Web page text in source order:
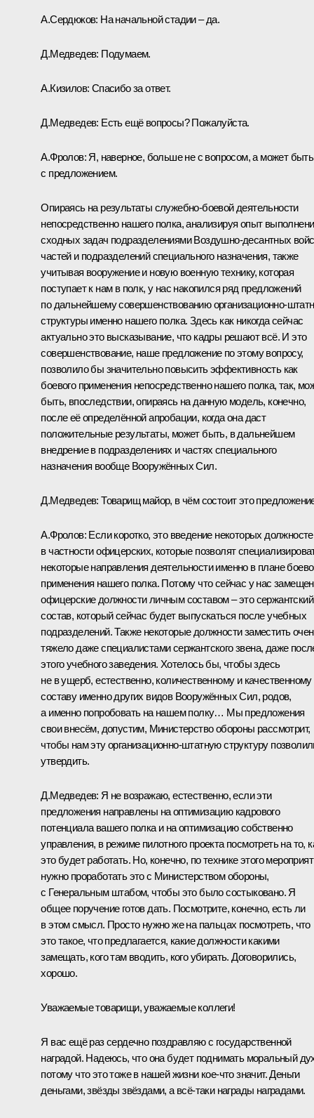
А.Сердюков: На начальной стадии – да.
Д.Медведев: Подумаем.
А.Кизилов: Спасибо за ответ.
Д.Медведев: Есть ещё вопросы? Пожалуйста.
А.Фролов: Я, наверное, больше не с вопросом, а может
с предложением.
Опираясь на результаты служебно-боевой деятельности
непосредственно нашего полка, анализируя опыт
сходных задач подразделениями Воздушно-десантных
частей и подразделений специального назначения, также
учитывая вооружение и новую военную технику, которая
поступает к нам в полк, у нас накопился ряд предложений
по дальнейшему совершенствованию организационно-
структуры именно нашего полка. Здесь как никогда сейчас
актуально это высказывание, что кадры решают всё. И это
совершенствование, наше предложение по этому вопросу,
позволило бы значительно повысить эффективность как
боевого применения непосредственно нашего полка, так,
быть, впоследствии, опираясь на данную модель, конечно,
после её определённой апробации, когда она даст
положительные результаты, может быть, в дальнейшем
внедрение в подразделениях и частях специального
назначения вообще Вооружённых Сил.
Д.Медведев: Товарищ майор, в чём состоит это
А.Фролов: Если коротко, это введение некоторых
в частности офицерских, которые позволят
некоторые направления деятельности именно в плане
применения нашего полка. Потому что сейчас у нас
офицерские должности личным составом – это сержантский
состав, который сейчас будет выпускаться после учебных
подразделений. Также некоторые должности заместить
тяжело даже специалистами сержантского звена, даже
этого учебного заведения. Хотелось бы, чтобы здесь
не в ущерб, естественно, количественному и качественному
составу именно других видов Вооружённых Сил, родов,
а именно попробовать на нашем полку… Мы предложения
свои внесём, допустим, Министерство обороны рассмотрит,
чтобы нам эту организационно-штатную структуру
утвердить.
Д.Медведев: Я не возражаю, естественно, если эти
предложения направлены на оптимизацию кадрового
потенциала вашего полка и на оптимизацию собственно
управления, в режиме пилотного проекта посмотреть на то,
это будет работать. Но, конечно, по технике этого
нужно проработать это с Министерством обороны,
с Генеральным штабом, чтобы это было состыковано. Я
общее поручение готов дать. Посмотрите, конечно, есть ли
в этом смысл. Просто нужно же на пальцах посмотреть, что
это такое, что предлагается, какие должности какими
замещать, кого там вводить, кого убирать. Договорились,
хорошо.
Уважаемые товарищи, уважаемые коллеги!
Я вас ещё раз сердечно поздравляю с государственной
наградой. Надеюсь, что она будет поднимать моральный
потому что это тоже в нашей жизни кое‑что значит. Деньги
деньгами, звёзды звёздами, а всё‑таки награды наградами.